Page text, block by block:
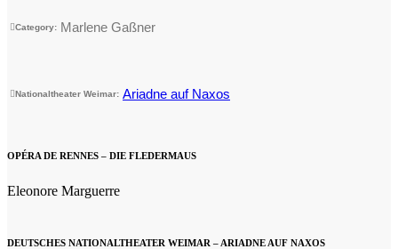
Category: Marlene Gaßner
Nationaltheater Weimar: Ariadne auf Naxos
OPÉRA DE RENNES – DIE FLEDERMAUS
Eleonore Marguerre
DEUTSCHES NATIONALTHEATER WEIMAR – ARIADNE AUF NAXOS